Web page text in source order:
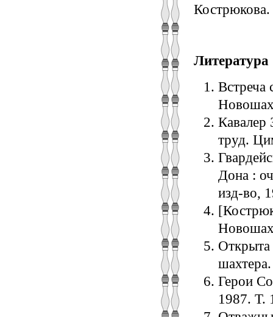
Кострюкова.
Литература
Встреча
Кавалер
труд.
Дона :
изд-во,
Открыта
Герои
1987. Т.